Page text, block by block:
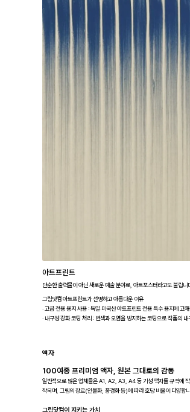
아트프린트
단순한 출력물이 아닌 새로운 예술 분야로, 아트포스터라고도 불립
그림닷컴 아트프린트가 선명하고 아름다운 이유
· 고급 전용 용지 사용 : 독일·미국산 아트프린트 전용 특수 용지에 고
· 내구성 강화 코팅 처리 : 변색과 오염을 방지하는 코팅으로 작품의 내
액자
100여종 프리미엄 액자, 원본 그대로의 감동
일반적으로 많은 업체들은 A1, A2, A3, A4 등 기성 액자틀 규격에
작되며, 그림의 장르(인물화, 풍경화 등)에 따라 호당 비율이 다양
그림닷컴이 지키는 가치